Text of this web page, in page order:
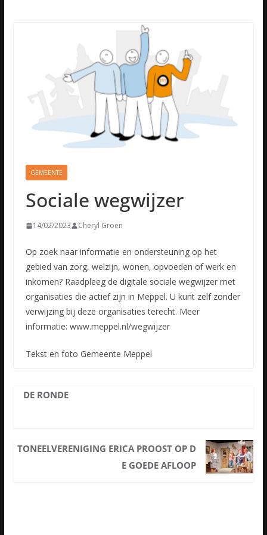
GEMEENTE
Sociale wegwijzer
14/02/2023 Cheryl Groen
Op zoek naar informatie en ondersteuning op het
gebied van zorg, welzijn, wonen, opvoeden of werk en
inkomen? Raadpleeg de digitale sociale wegwijzer met
organisaties die actief zijn in Meppel. U kuntzelf zonder
verwijzing bij deze organisaties terecht. Meer
informatie: www.meppel.nl/wegwijzer
Tekst en foto Gemeente Meppel
DE RONDE
TONEELVERENIGING ERICA PROOST OP D
E GOEDE AFLOOP